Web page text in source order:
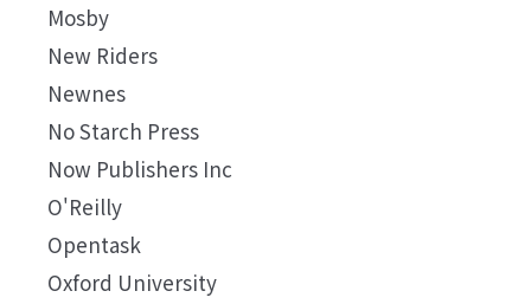
Mosby
New Riders
Newnes
No Starch Press
Now Publishers Inc
O'Reilly
Opentask
Oxford University